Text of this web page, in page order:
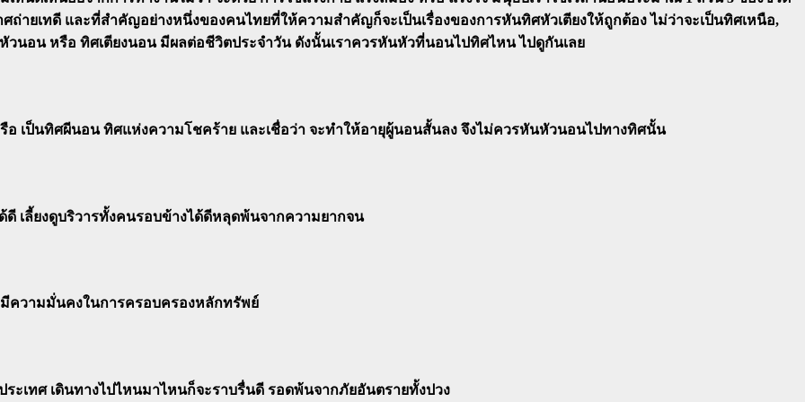
ายเทดี และที่สำคัญอย่างหนึ่งของคนไทยที่ให้ความสำคัญก็จะเป็นเรื่องของการหันทิศหัวเตียงให้ถูกต้อง ไม่ว่าจะเป็นทิศเหนือ,
นอน หรือ ทิศเตียงนอน มีผลต่อชีวิตประจำวัน ดังนั้นเราควรหันหัวที่นอนไปทิศไหน ไปดูกันเลย
นทิศผีนอน ทิศแห่งความโชคร้าย และเชื่อว่า จะทำให้อายุผู้นอนสั้นลง จึงไม่ควรหันหัวนอนไปทางทิศนั้น
ยงดูบริวารทั้งคนรอบข้างได้ดีหลุดพ้นจากความยากจน
ามมั่นคงในการครอบครองหลักทรัพย์
ศ เดินทางไปไหนมาไหนก็จะราบรื่นดี รอดพ้นจากภัยอันตรายทั้งปวง